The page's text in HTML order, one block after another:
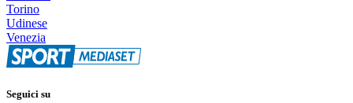
Torino
Udinese
Venezia
Seguici su